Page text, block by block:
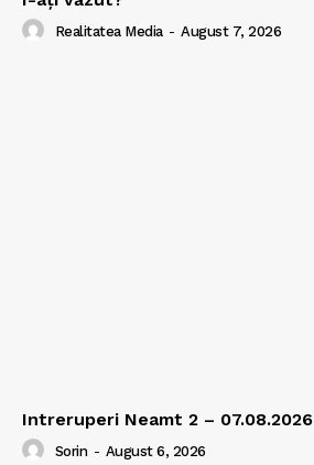
Realitatea Media - August 7, 2026
Intreruperi Neamt 2 – 07.08.2026
Sorin - August 6, 2026